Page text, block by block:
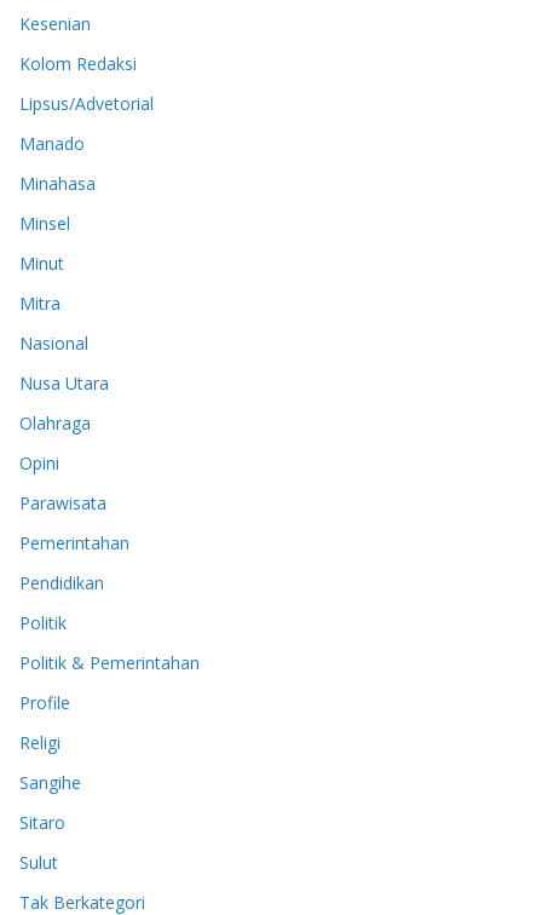
Kesenian
Kolom Redaksi
Lipsus/Advetorial
Manado
Minahasa
Minsel
Minut
Mitra
Nasional
Nusa Utara
Olahraga
Opini
Parawisata
Pemerintahan
Pendidikan
Politik
Politik & Pemerintahan
Profile
Religi
Sangihe
Sitaro
Sulut
Tak Berkategori